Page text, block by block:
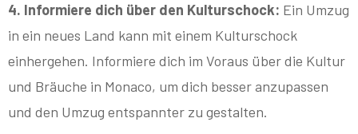
4. Informiere dich über den Kulturschock: Ein Umzug
in ein neues Land kann mit einem Kulturschock
einhergehen. Informiere dich im Voraus über die Kultur
und Bräuche in Monaco, um dich besser anzupassen
und den Umzug entspannter zu gestalten.